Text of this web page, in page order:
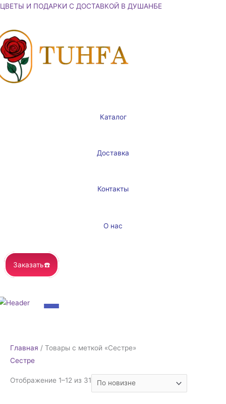
Перейти
содержимому
ЦВЕТЫ И ПОДАРКИ С ДОСТАВКОЙ В ДУШАНБЕ
Каталог
Доставка
Контакты
О нас
Заказать☎️
Главная / Товары с меткой «Сестре»
Сестре
Отображение 1–12 из 31
Сортировка:
недавние